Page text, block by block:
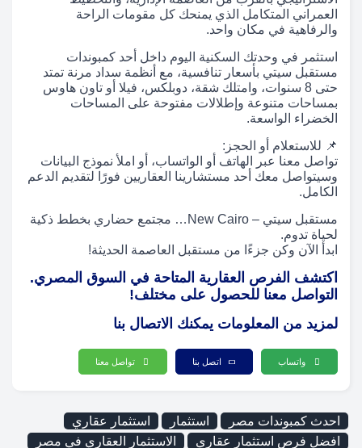
العمراني المتكامل الذي يمنحك كل مقومات الراحة
والرفاهية في مكان واحد.
استثمر في وحدتك السكنية اليوم داخل أحد كمبوندات
مستقبل سيتي بأسعار تنافسية، مع أنظمة سداد مرنة تمتد
حتى 8 سنوات، وامتلك شقة، دوبلكس، فيلا أو تاون هاوس
بمساحات متنوعة وإطلالات مفتوحة على المساحات
الخضراء الواسعة.
📌 للاستعلام أو الحجز:
تواصل معنا عبر الهاتف أو الواتساب، أو املأ نموذج البيانات
وسيتواصل معك أحد مستشارينا العقاريين فورًا لتقديم الدعم
الكامل.
مستقبل سيتي – New Cairo… مجتمع حضاري بخطط ذكية
لحياة تدوم.
ابدأ الآن وكن جزءًا من مستقبل العاصمة الحديثة!
اكتشف الفرص العقارية المتاحة في السوق المصري.
التواصل معنا للحصول على مختلف!
لمزيد من المعلومات يمكنك الاتصال بنا
واتساب اتصل بنا تواصل معنا
احدث كمبوندات مصر استثمار
استثمار عقاري
افضل فرص استثمار عقاري
الاستثمار العقاري في مصر